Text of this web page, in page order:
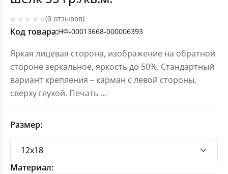
(0 отзывов)
Код товара:НФ-00013668-000006393
Яркая лицевая сторона, изображение на обратной
стороне зеркальное, яркость до 50%. Стандартный
вариант крепления – карман с левой стороны,
сверху глухой. Печать ...
Размер:
Материал: